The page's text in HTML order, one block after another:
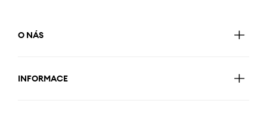
O NÁS
INFORMACE